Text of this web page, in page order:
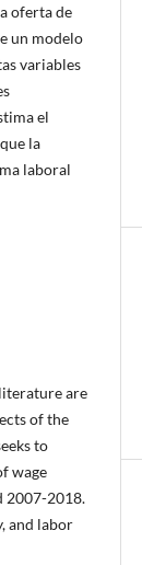
oferta de
un modelo
variables
el
la
laboral
are
of the
to
wage
2007-2018.
and labor